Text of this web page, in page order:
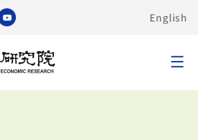
English